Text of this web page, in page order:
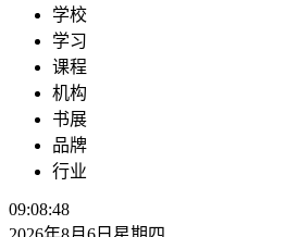
学校
学习
课程
机构
书展
品牌
行业
09:08:48